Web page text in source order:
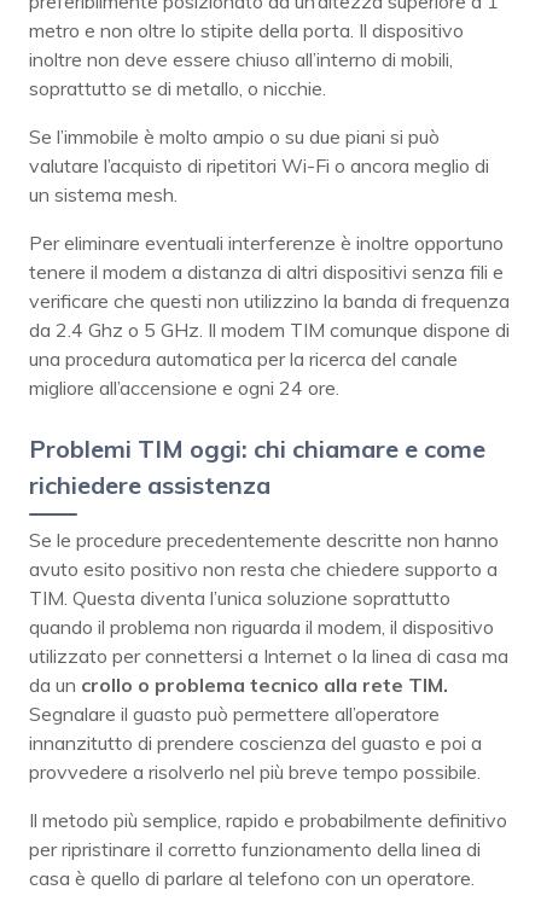
metro e non oltre lo stipite della porta. Il dispositivo
inoltre non deve essere chiuso all’interno di mobili,
soprattutto se di metallo, o nicchie.
Se l’immobile è molto ampio o su due piani si può
valutare l’acquisto di ripetitori Wi-Fi o ancora meglio di
un sistema mesh.
Per eliminare eventuali interferenze è inoltre opportuno
tenere il modem a distanza di altri dispositivi senza fili e
verificare che questi non utilizzino la banda di frequenza
da 2.4 Ghz o 5 GHz. Il modem TIM comunque dispone di
una procedura automatica per la ricerca del canale
migliore all’accensione e ogni 24 ore.
Problemi TIM oggi: chi chiamare e come
richiedere assistenza
Se le procedure precedentemente descritte non hanno
avuto esito positivo non resta che chiedere supporto a
TIM. Questa diventa l’unica soluzione soprattutto
quando il problema non riguarda il modem, il dispositivo
utilizzato per connettersi a Internet o la linea di casa ma
da un crollo o problema tecnico alla rete TIM.
Segnalare il guasto può permettere all’operatore
innanzitutto di prendere coscienza del guasto e poi a
provvedere a risolverlo nel più breve tempo possibile.
Il metodo più semplice, rapido e probabilmente definitivo
per ripristinare il corretto funzionamento della linea di
casa è quello di parlare al telefono con un operatore.